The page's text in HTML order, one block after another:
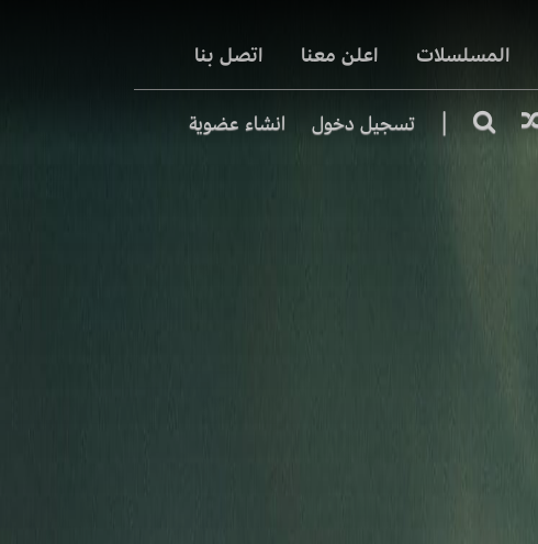
المسلسلات اعلن معنا اتصل بنا
| تسجيل دخول انشاء عضوية